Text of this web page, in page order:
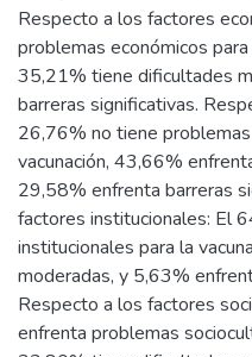
Respecto a los factores
problemas económicos
35,21% tiene dificultades
barreras significativas.
26,76% no tiene
vacunación, 43,66%
29,58% enfrenta barreras
factores institucionales: El
institucionales para la
moderadas, y 5,63%
Respecto a los factores
enfrenta problemas